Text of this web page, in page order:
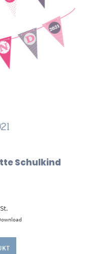
Schulkind